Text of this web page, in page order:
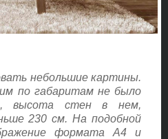
небольшие картины.
по габаритам не было
высота стен в нем,
230 см. На подобной
формата А4 и